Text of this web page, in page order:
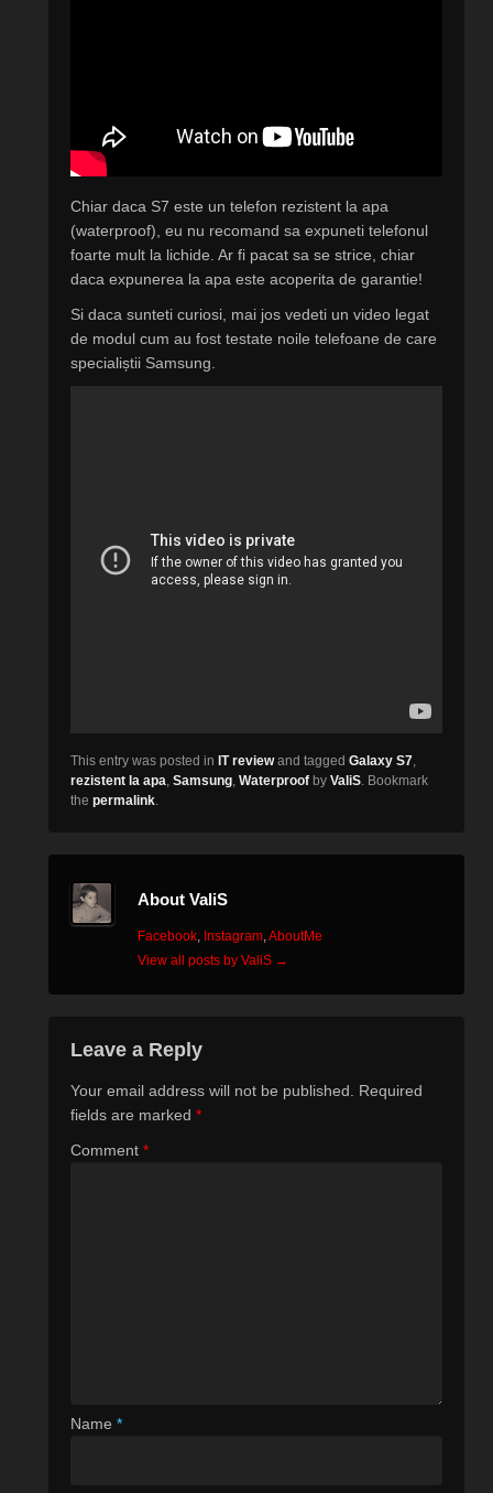
Chiar daca S7 este un telefon rezistent la apa
(waterproof), eu nu recomand sa expuneti telefonul
foarte mult la lichide. Ar fi pacat sa se strice, chiar
daca expunerea la apa este acoperita de garantie!
Si daca sunteti curiosi, mai jos vedeti un video legat
de modul cum au fost testate noile telefoane de care
specialiștii Samsung.
This entry was posted in IT reviewand tagged Galaxy S7,
rezistent la apa, Samsung, Waterproof by ValiS. Bookmark
the permalink.
About ValiS
Facebook, Instagram,AboutMe
View all posts by ValiS →
Leave a Reply
Your email address will not be published.
Required
fields are marked *
Comment *
Name *